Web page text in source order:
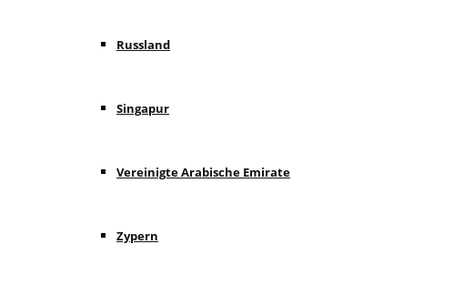
Russland
Singapur
Vereinigte Arabische Emirate
Zypern